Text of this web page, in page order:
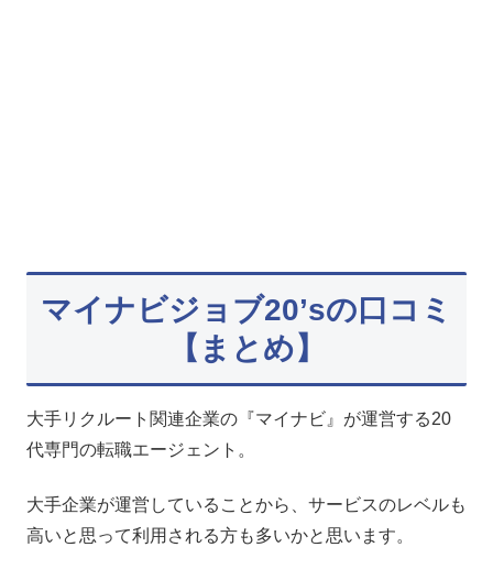
マイナビジョブ20’sの口コミ
【まとめ】
大手リクルート関連企業の『マイナビ』が運営する20
代専門の転職エージェント。
大手企業が運営していることから、サービスのレベルも
高いと思って利用される方も多いかと思います。